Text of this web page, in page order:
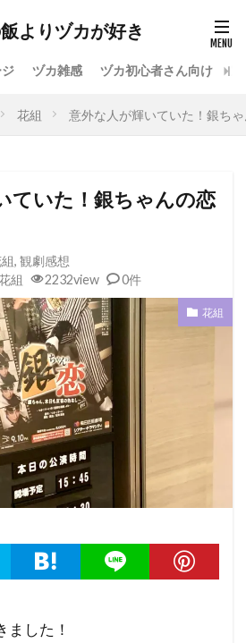
よりヅカが好き
ヅカ雑感 ヅカ初心者さん向け
花組 意外な人が輝いていた！銀ち
ていた！銀ちゃんの恋
, 観劇感想
組 2232view 0件
花組
ました！
月組 雪組
星組
オペラグラス
イト
大人会
宝塚用語
拍手 初心者
初観劇
かげきしょうじょ!!
検索